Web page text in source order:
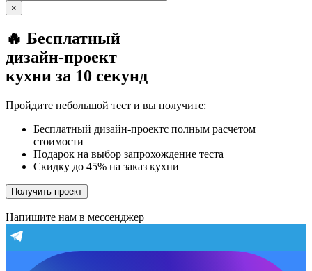
×
🔥 Бесплатный
дизайн-проект
кухни за 10 секунд
Пройдите небольшой тест и вы получите:
Бесплатный дизайн-проектс полным расчетом
стоимости
Подарок на выбор запрохождение теста
Скидку до 45% на заказ кухни
Получить проект
Напишите нам в мессенджер